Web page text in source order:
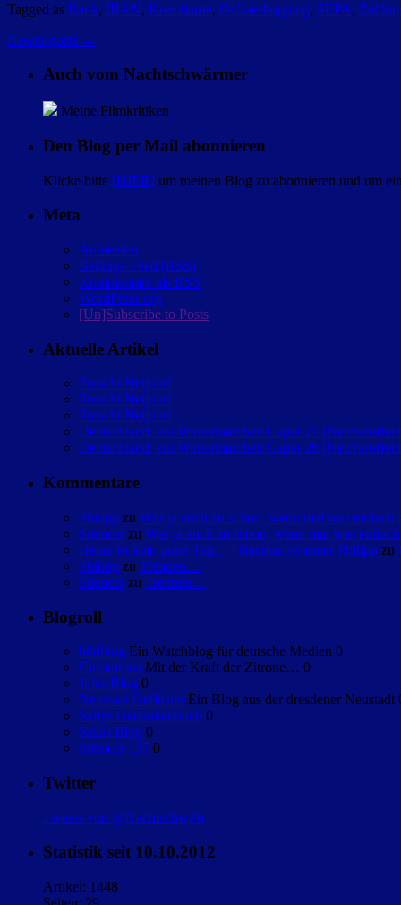
Tagged as Bank, IBAN, Kreditkarte, Onlineshopping, SEPA,
Newer posts →
Auch vom Nachtschwärmer
Meine Filmkritiken
Den Blog per Mail abonnieren
Klicke bitte [HIER] um meinen Blog zu abonnieren und um
Meta
Anmelden
Beitrags-Feed (RSS)
Kommentare als RSS
WordPress.org
[Un]Subscribe to Posts
Aktuelle Artikel
Proscht Neijohr!
Proscht Neijohr!
Proscht Neijohr!
Deutschland, ein Wintermärchen Caput 27
Deutschland, ein Wintermärchen Caput 26
Kommentare
Philipp zu Wär ja auch zu schön, wenn mal was
Silencer zu Wär ja auch zu schön, wenn mal was
Heute ist kein guter Tag… | Nachtschwärmer Philipp zu
Philipp zu Trennen…
Silencer zu Trennen…
Blogroll
bildblog Ein Watchblog für deutsche Medien 0
Citronimus Mit der Kraft der Zitrone… 0
Jules Blog 0
Neustadt Geflüster Ein Blog aus der dresdener Neustadt
Sallys Gedankenbuch 0
Sashs Blog 0
Silencer 137 0
Twitter
Tweets von @NachtschwPh
Statistik seit 10.10.2012
Artikel: 1448